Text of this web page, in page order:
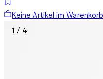
Keine Artikel im Warenkorb
1 / 4